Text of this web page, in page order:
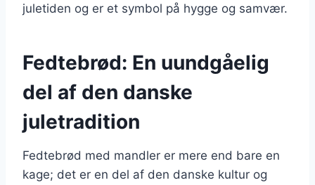
juletiden og er et symbol på hygge og samvær.
Fedtebrød: En uundgåelig
del af den danske
juletradition
Fedtebrød med mandler er mere end bare en
kage; det er en del af den danske kultur og